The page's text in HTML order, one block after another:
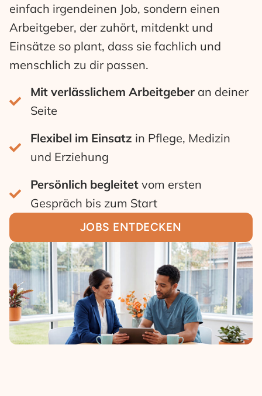
einfach irgendeinen Job, sondern einen
Arbeitgeber, der zuhört, mitdenkt und
Einsätze so plant, dass sie fachlich und
menschlich zu dir passen.
Mit verlässlichem Arbeitgeber an deiner
Seite
Flexibel im Einsatz in Pflege, Medizin
und Erziehung
Persönlich begleitet vom ersten
Gespräch bis zum Start
JOBS ENTDECKEN